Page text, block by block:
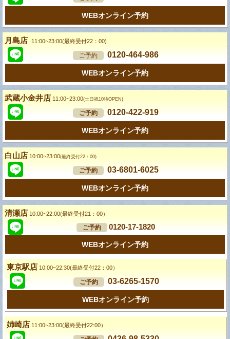
WEBオンライン予約
月島店 11:00~23:00(最終受付22：00)
ご予約 0120-464-986
WEBオンライン予約
武蔵小金井店 11:00~23:00(土日祝10時OPEN)
ご予約 0120-422-919
WEBオンライン予約
白山店 10:00~23:00(最終受付22：00)
ご予約 03-6801-6025
WEBオンライン予約
清瀬店 10:00~22:00(最終受付21：00）
ご予約 0120-17-1820
WEBオンライン予約
東京駅店 10:00~22:30(最終受付22：00）
ご予約 03-6265-1570
WEBオンライン予約
姉崎店 11:00~23:00(最終受付22:00）